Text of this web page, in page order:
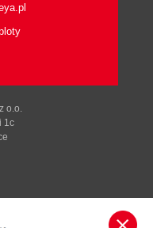
o.o.
1c